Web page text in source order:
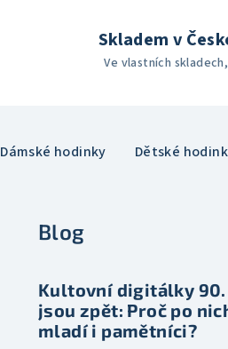
Skladem v
Ve vlastních
Dámské hodinky Dětské
Blog
Kultovní digitálky
jsou zpět: Proč po
mladí i pamětníci?